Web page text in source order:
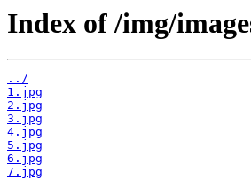
Index of /img/
../
1.jpg
2.jpg
3.jpg
4.jpg
5.jpg
6.jpg
7.jpg